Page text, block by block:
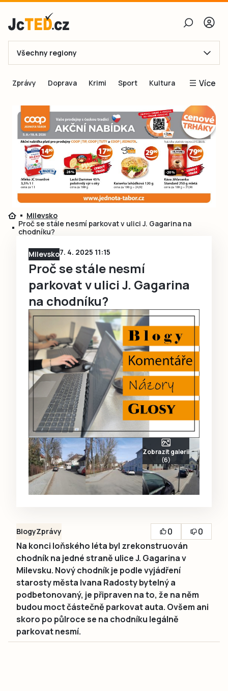
E-mail
Obnovit heslo
Přihlásit se
Přihlásit se přes Facebook
Ještě nemám účet, chci seRegistrovat
Všechny regiony
Zprávy Doprava Krimi Sport Kultura Více
Inspirace
Čtenáři píší
Speciální přílohy
Inzerce
Milevsko
Proč se stále nesmí parkovat v ulici J. Gagarina na
chodníku?
Milevsko7. 4. 2025 11:15
Proč se stále nesmí
parkovat v ulici J. Gagarina
na chodníku?
Zobrazit galerii
(6)
BlogyZprávy 0
0
Na konci loňského léta byl zrekonstruován
chodník na jedné straně ulice J. Gagarina v
Milevsku. Nový chodník je podle vyjádření
starosty města Ivana Radosty bytelný a
podbetonovaný, je připraven na to, že na něm
budou moct částečně parkovat auta. Ovšem ani
skoro po půlroce se na chodníku legálně
parkovat nesmí.